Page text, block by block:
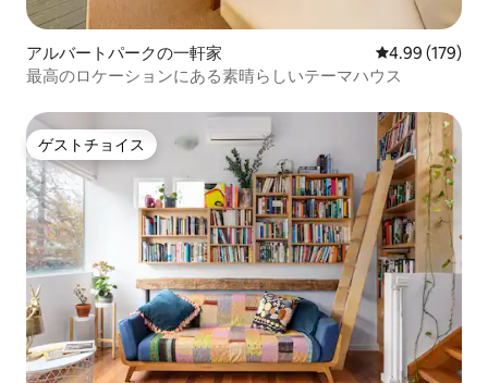
アルバートパークの一軒家 レビュー179
4.99 (179)
最高のロケーションにある素晴らしいテーマハウス
ゲストチョイス
ゲストチョイス